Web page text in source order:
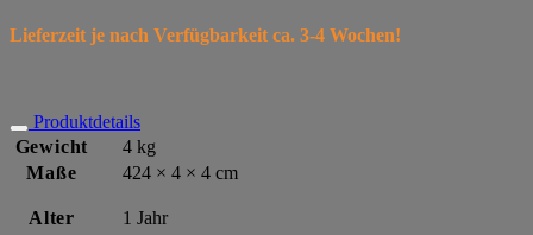
Lieferzeit je nach Verfügbarkeit ca. 3-4 Wochen!
Produktdetails
Gewicht
4 kg
Maße
424 × 4 × 4 cm
Alter 1 Jahr